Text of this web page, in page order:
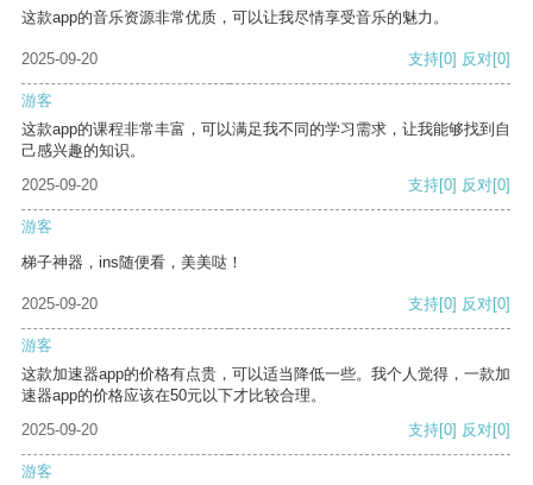
这款app的音乐资源非常优质，可以让我尽情享受音乐的魅力。
2025-09-20 支持[0] 反对[0]
游客
这款app的课程非常丰富，可以满足我不同的学习需求，让我能够找到自
己感兴趣的知识。
2025-09-20
支持[0] 反对[0]
游客
梯子神器，ins随便看，美美哒！
2025-09-20 支持[0] 反对[0]
游客
这款加速器app的价格有点贵，可以适当降低一些。我个人觉得，一款加
速器app的价格应该在50元以下才比较合理。
2025-09-20
支持[0] 反对[0]
游客